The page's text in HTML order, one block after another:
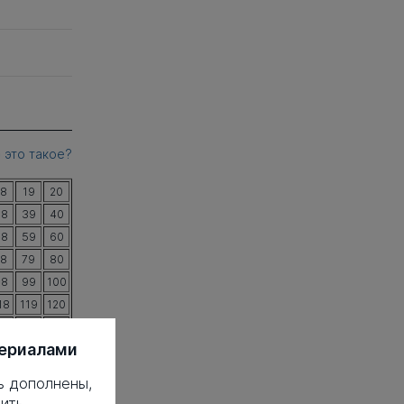
это такое?
19
20
39
40
59
60
79
80
99
100
119
120
дополнены,